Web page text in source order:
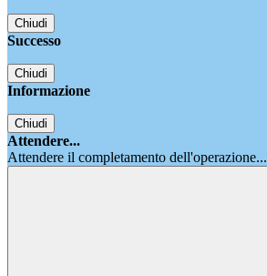
Chiudi
Successo
Chiudi
Informazione
Chiudi
Attendere...
Attendere il completamento dell'operazione...